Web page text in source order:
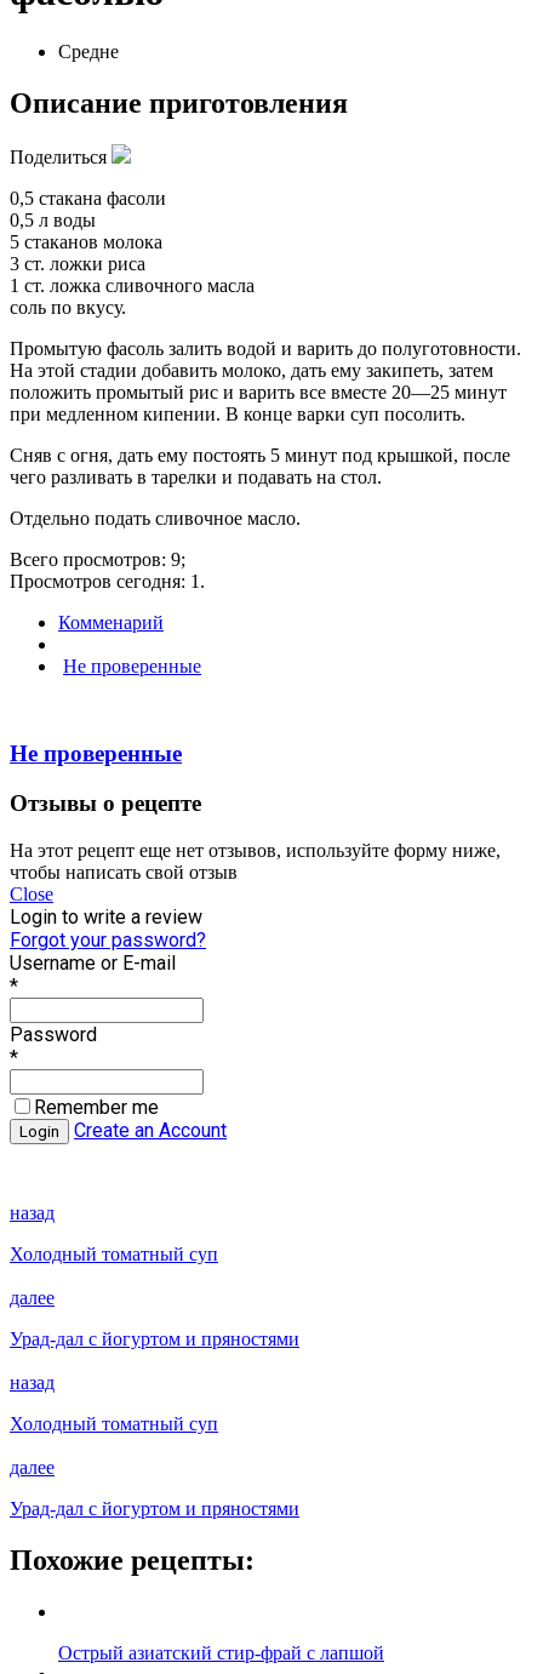
Средне
Описание приготовления
Поделиться
0,5 стакана фасоли
0,5 л воды
5 стаканов молока
3 ст. ложки риса
1 ст. ложка сливочного масла
соль по вкусу.
Промытую фасоль залить водой и варить до полуготовности.
На этой стадии добавить молоко, дать ему закипеть, затем
положить промытый рис и варить все вместе 20—25 минут
при медленном кипении. В конце варки суп посолить.
Сняв с огня, дать ему постоять 5 минут под крышкой, после
чего разливать в тарелки и подавать на стол.
Отдельно подать сливочное масло.
Всего просмотров: 9;
Просмотров сегодня: 1.
Комменарий
Не проверенные
Не проверенные
Отзывы о рецепте
На этот рецепт еще нет отзывов, используйте форму ниже,
чтобы написать свой отзыв
Close
Login to write a review
Forgot your password?
Username or E-mail
*
Password
*
Remember me
Create an Account
назад
Холодный томатный суп
далее
Урад-дал с йогуртом и пряностями
назад
Холодный томатный суп
далее
Урад-дал с йогуртом и пряностями
Похожие рецепты:
Острый азиатский стир-фрай с лапшой